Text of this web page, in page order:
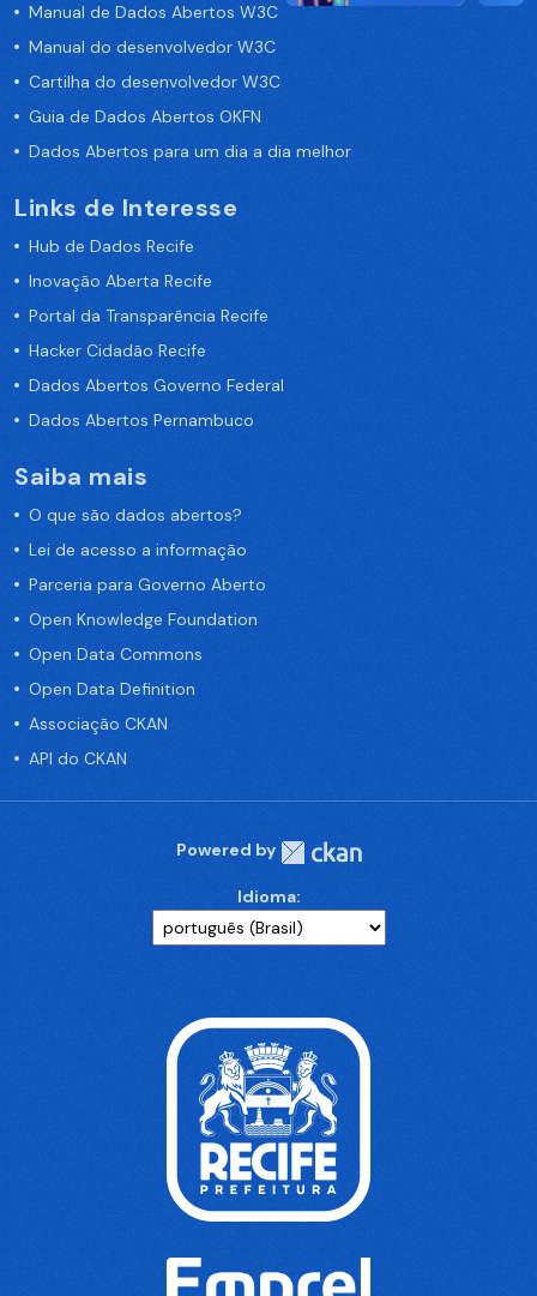
Manual de Dados Abertos W3C
Manual do desenvolvedor W3C
Cartilha do desenvolvedor W3C
Guia de Dados Abertos OKFN
Dados Abertos para um dia a dia melhor
Links de Interesse
Hub de Dados Recife
Inovação Aberta Recife
Portal da Transparência Recife
Hacker Cidadão Recife
Dados Abertos Governo Federal
Dados Abertos Pernambuco
Saiba mais
O que são dados abertos?
Lei de acesso a informação
Parceria para Governo Aberto
Open Knowledge Foundation
Open Data Commons
Open Data Definition
Associação CKAN
API do CKAN
Powered by
Idioma